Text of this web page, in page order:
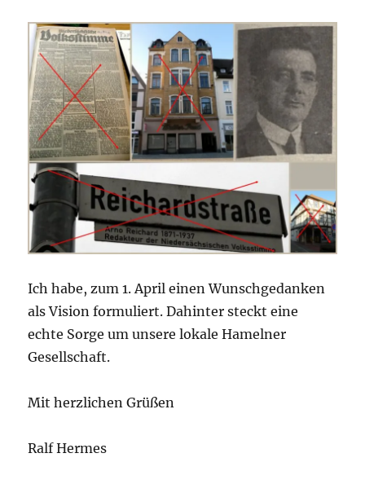
Ich habe, zum 1. April einen Wunschgedanken
als Vision formuliert. Dahinter steckt eine
echte Sorge um unsere lokale Hamelner
Gesellschaft.
Mit herzlichen Grüßen
Ralf Hermes